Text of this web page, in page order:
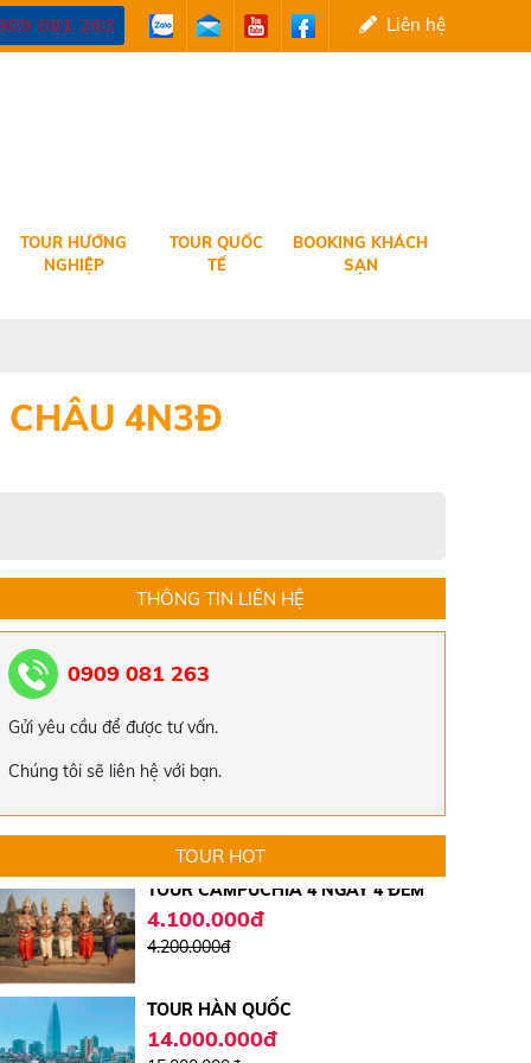
081 263 Liên hệ
TOUR HƯỚNG
NGHIỆP
TOUR QUỐC
TẾ
BOOKING KHÁCH
SẠN
CHÂU 4N3Đ
THÔNG TIN LIÊN HỆ
0909 081 263
Gửi yêu cầu để được tư vấn.
Chúng tôi sẽ liên hệ với bạn.
TOUR HOT
TOUR ĐÀ NẴNG - HỘI AN - HUẾ -
ĐỘNG THIÊN ĐƯỜNG TẾT ÂM LỊCH
2024
5.519.000đ
5.550.000đ
15.000.000đ
17.000.000đ
TOUR CAMPUCHIA 4 NGÀY 4 ĐÊM
4.100.000đ
4.200.000đ
TOUR HÀN QUỐC
15.000.000đ